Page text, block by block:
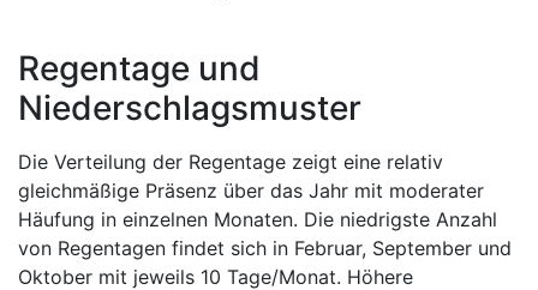
Regentage und
Niederschlagsmuster
Die Verteilung der Regentage zeigt eine relativ
gleichmäßige Präsenz über das Jahr mit moderater
Häufung in einzelnen Monaten. Die niedrigste Anzahl
von Regentagen findet sich in Februar, September und
Oktober mit jeweils 10 Tage/Monat. Höhere